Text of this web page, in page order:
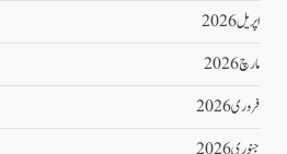
اپریل 2026
مارچ 2026
فروری 2026